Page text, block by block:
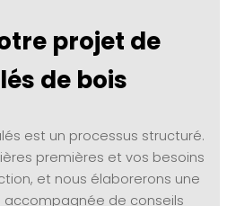
projet de
de bois
est un processus structuré.
premières et vos besoins
et nous élaborerons une
accompagnée de conseils